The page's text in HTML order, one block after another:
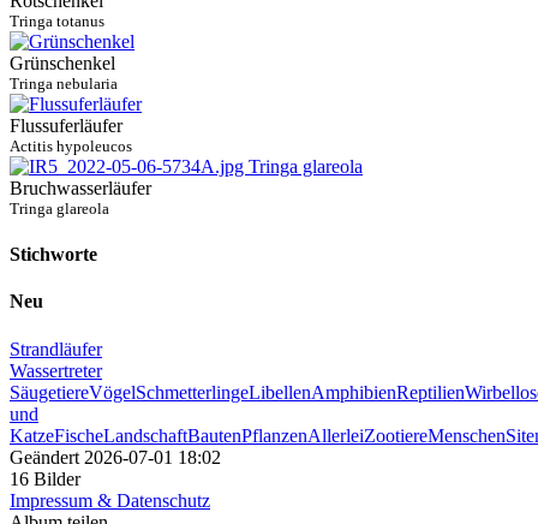
Tringa totanus
Grünschenkel
Tringa nebularia
Flussuferläufer
Actitis hypoleucos
Bruchwasserläufer
Tringa glareola
Stichworte
Neu
Strandläufer
Wassertreter
SäugetiereVögelSchmetterlingeLibellenAmphibienReptilien
und
KatzeFischeLandschaftBautenPflanzenAllerleiZootiereMenschen
Geändert 2026-07-01 18:02
16 Bilder
Impressum & Datenschutz